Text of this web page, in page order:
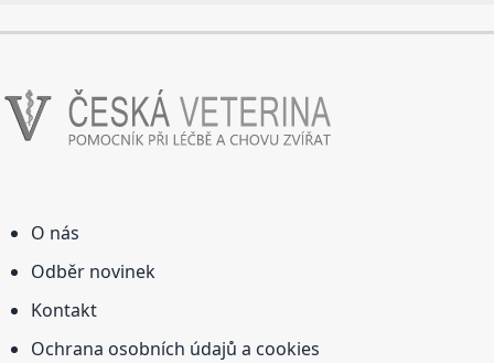
O nás
Odběr novinek
Kontakt
Ochrana osobních údajů a cookies